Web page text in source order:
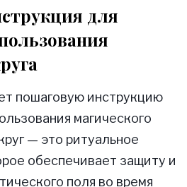
для
пошаговую инструкцию
магического
— это ритуальное
обеспечивает защиту и
поля во время